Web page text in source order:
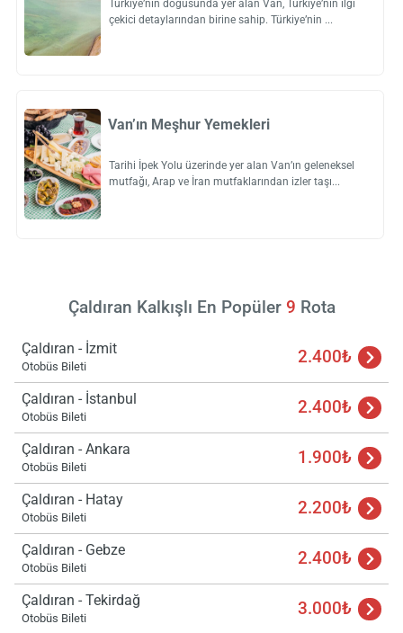
Türkiye’nin doğusunda yer alan Van, Türkiye’nin ilgi
çekici detaylarından birine sahip. Türkiye’nin
Van’ın Meşhur Yemekleri
Tarihi İpek Yolu üzerinde yer alan Van’ın geleneksel
mutfağı, Arap ve İran mutfaklarından izler taşı
Çaldıran Kalkışlı En Popüler 9 Rota
Çaldıran - İzmit
Otobüs Bileti 2.400₺
Çaldıran - İstanbul
Otobüs Bileti 2.400₺
Çaldıran - Ankara
Otobüs Bileti 1.900₺
Çaldıran - Hatay
Otobüs Bileti 2.200₺
Çaldıran - Gebze
Otobüs Bileti 2.400₺
Çaldıran - Tekirdağ
Otobüs Bileti 3.000₺